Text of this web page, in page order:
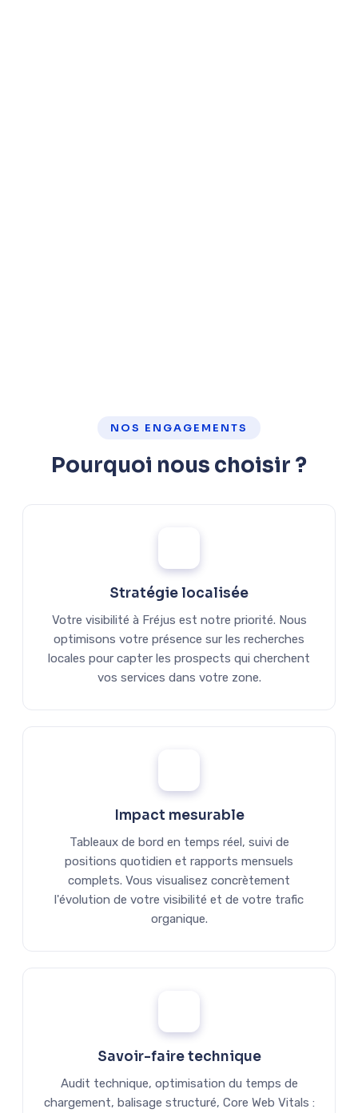
NOS ENGAGEMENTS
Pourquoi nous choisir ?
Stratégie localisée
Votre visibilité à Fréjus est notre priorité. Nous
optimisons votre présence sur les recherches
locales pour capter les prospects qui cherchent
vos services dans votre zone.
Impact mesurable
Tableaux de bord en temps réel, suivi de
positions quotidien et rapports mensuels
complets. Vous visualisez concrètement
l'évolution de votre visibilité et de votre trafic
organique.
Savoir-faire technique
Audit technique, optimisation du temps de
chargement, balisage structuré, Core Web Vitals :